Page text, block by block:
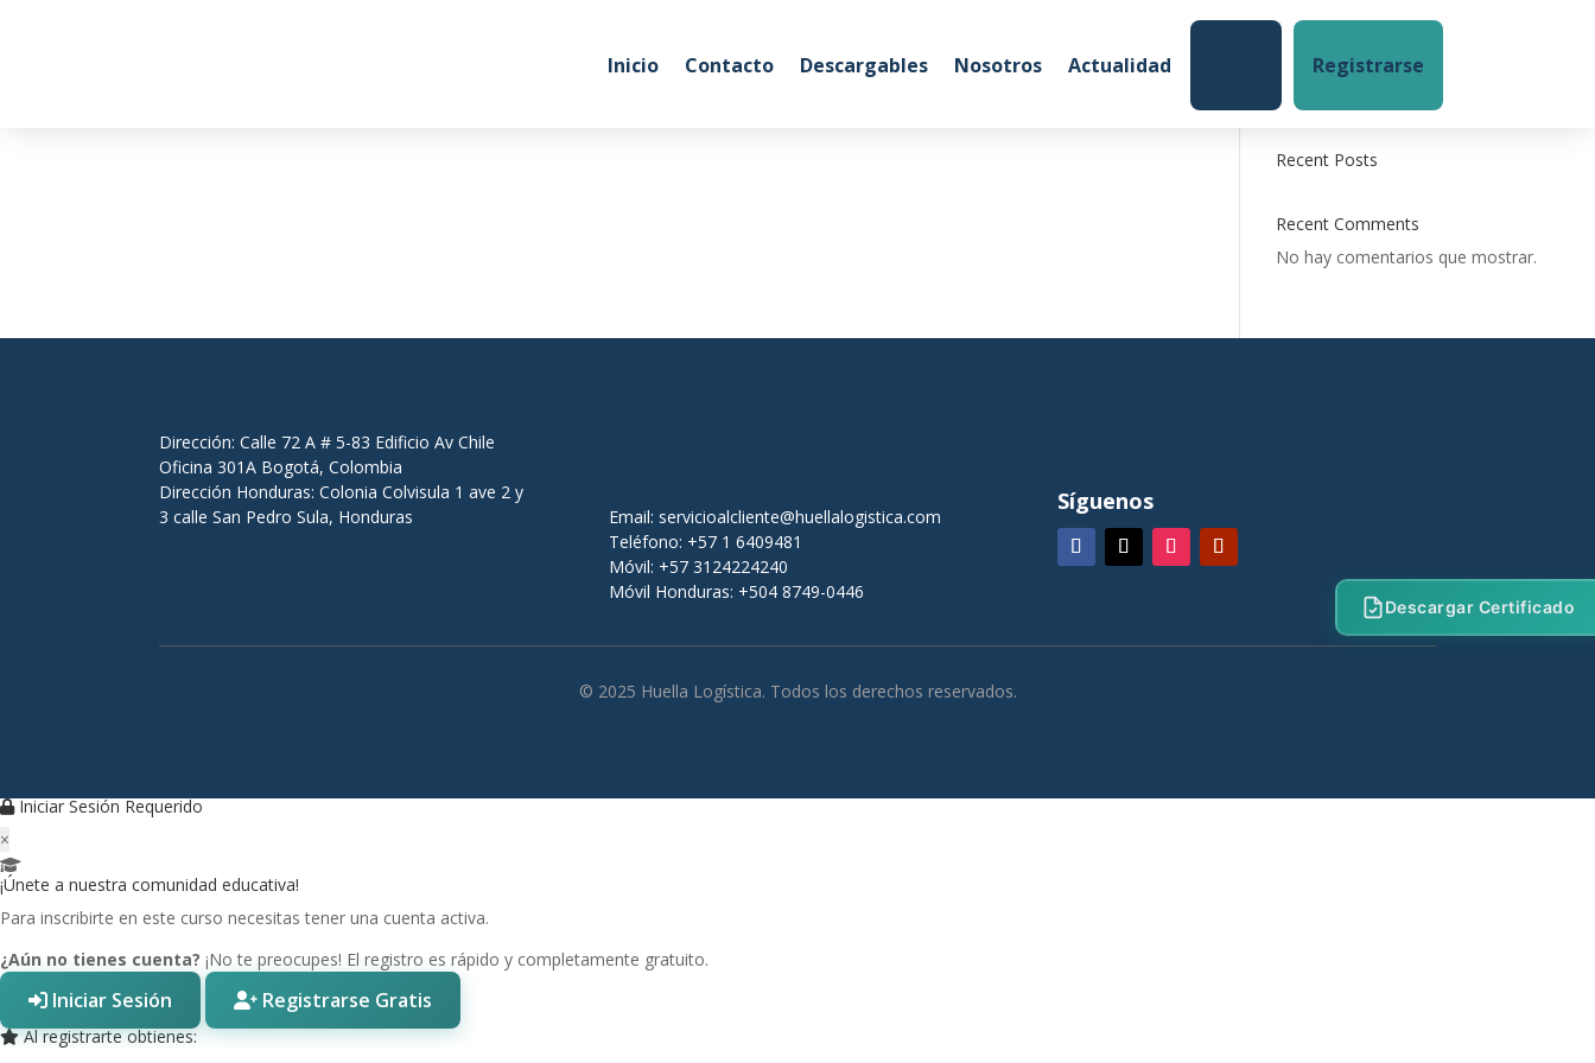
Inicio Contacto Descargables Nosotros Actualidad Registrarse
Recent Posts
Recent Comments
No hay comentarios que mostrar.
Dirección: Calle 72 A # 5-83 Edificio Av Chile
Oficina 301A Bogotá, Colombia
Dirección Honduras: Colonia Colvisula 1 ave 2 y
3 calle San Pedro Sula, Honduras
Email: servicioalcliente@huellalogistica.com
Teléfono: +57 1 6409481
Móvil: +57 3124224240
Móvil Honduras: +504 8749-0446
Síguenos
© 2025 Huella Logística. Todos los derechos reservados.
Iniciar Sesión Requerido
×
¡Únete a nuestra comunidad educativa!
Para inscribirte en este curso necesitas tener una cuenta activa.
¿Aún no tienes cuenta? ¡No te preocupes! El registro es rápido y completamente gratuito.
Iniciar Sesión Registrarse Gratis
Al registrarte obtienes:
Descargar Certificado